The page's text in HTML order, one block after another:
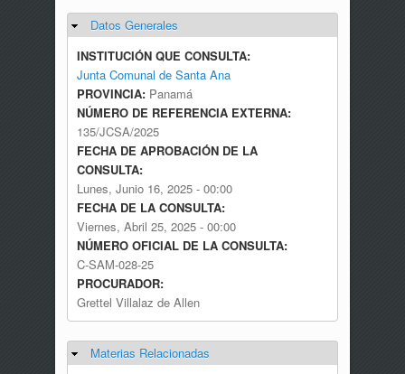
Ocultar
Datos Generales
INSTITUCIÓN QUE CONSULTA:
Junta Comunal de Santa Ana
PROVINCIA: Panamá
NÚMERO DE REFERENCIA EXTERNA:
135/JCSA/2025
FECHA DE APROBACIÓN DE LA
CONSULTA:
Lunes, Junio 16, 2025 - 00:00
FECHA DE LA CONSULTA:
Viernes, Abril 25, 2025 - 00:00
NÚMERO OFICIAL DE LA CONSULTA:
C-SAM-028-25
PROCURADOR:
Grettel Villalaz de Allen
Ocultar
Materias Relacionadas